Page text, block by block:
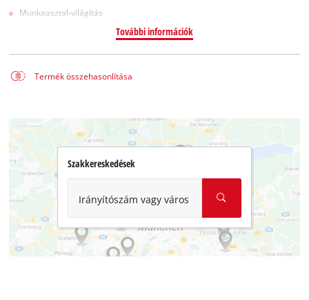
Munkaasztal-világítás
További információk
Termék összehasonlítása
Szakkereskedések
Irányítószám vagy város